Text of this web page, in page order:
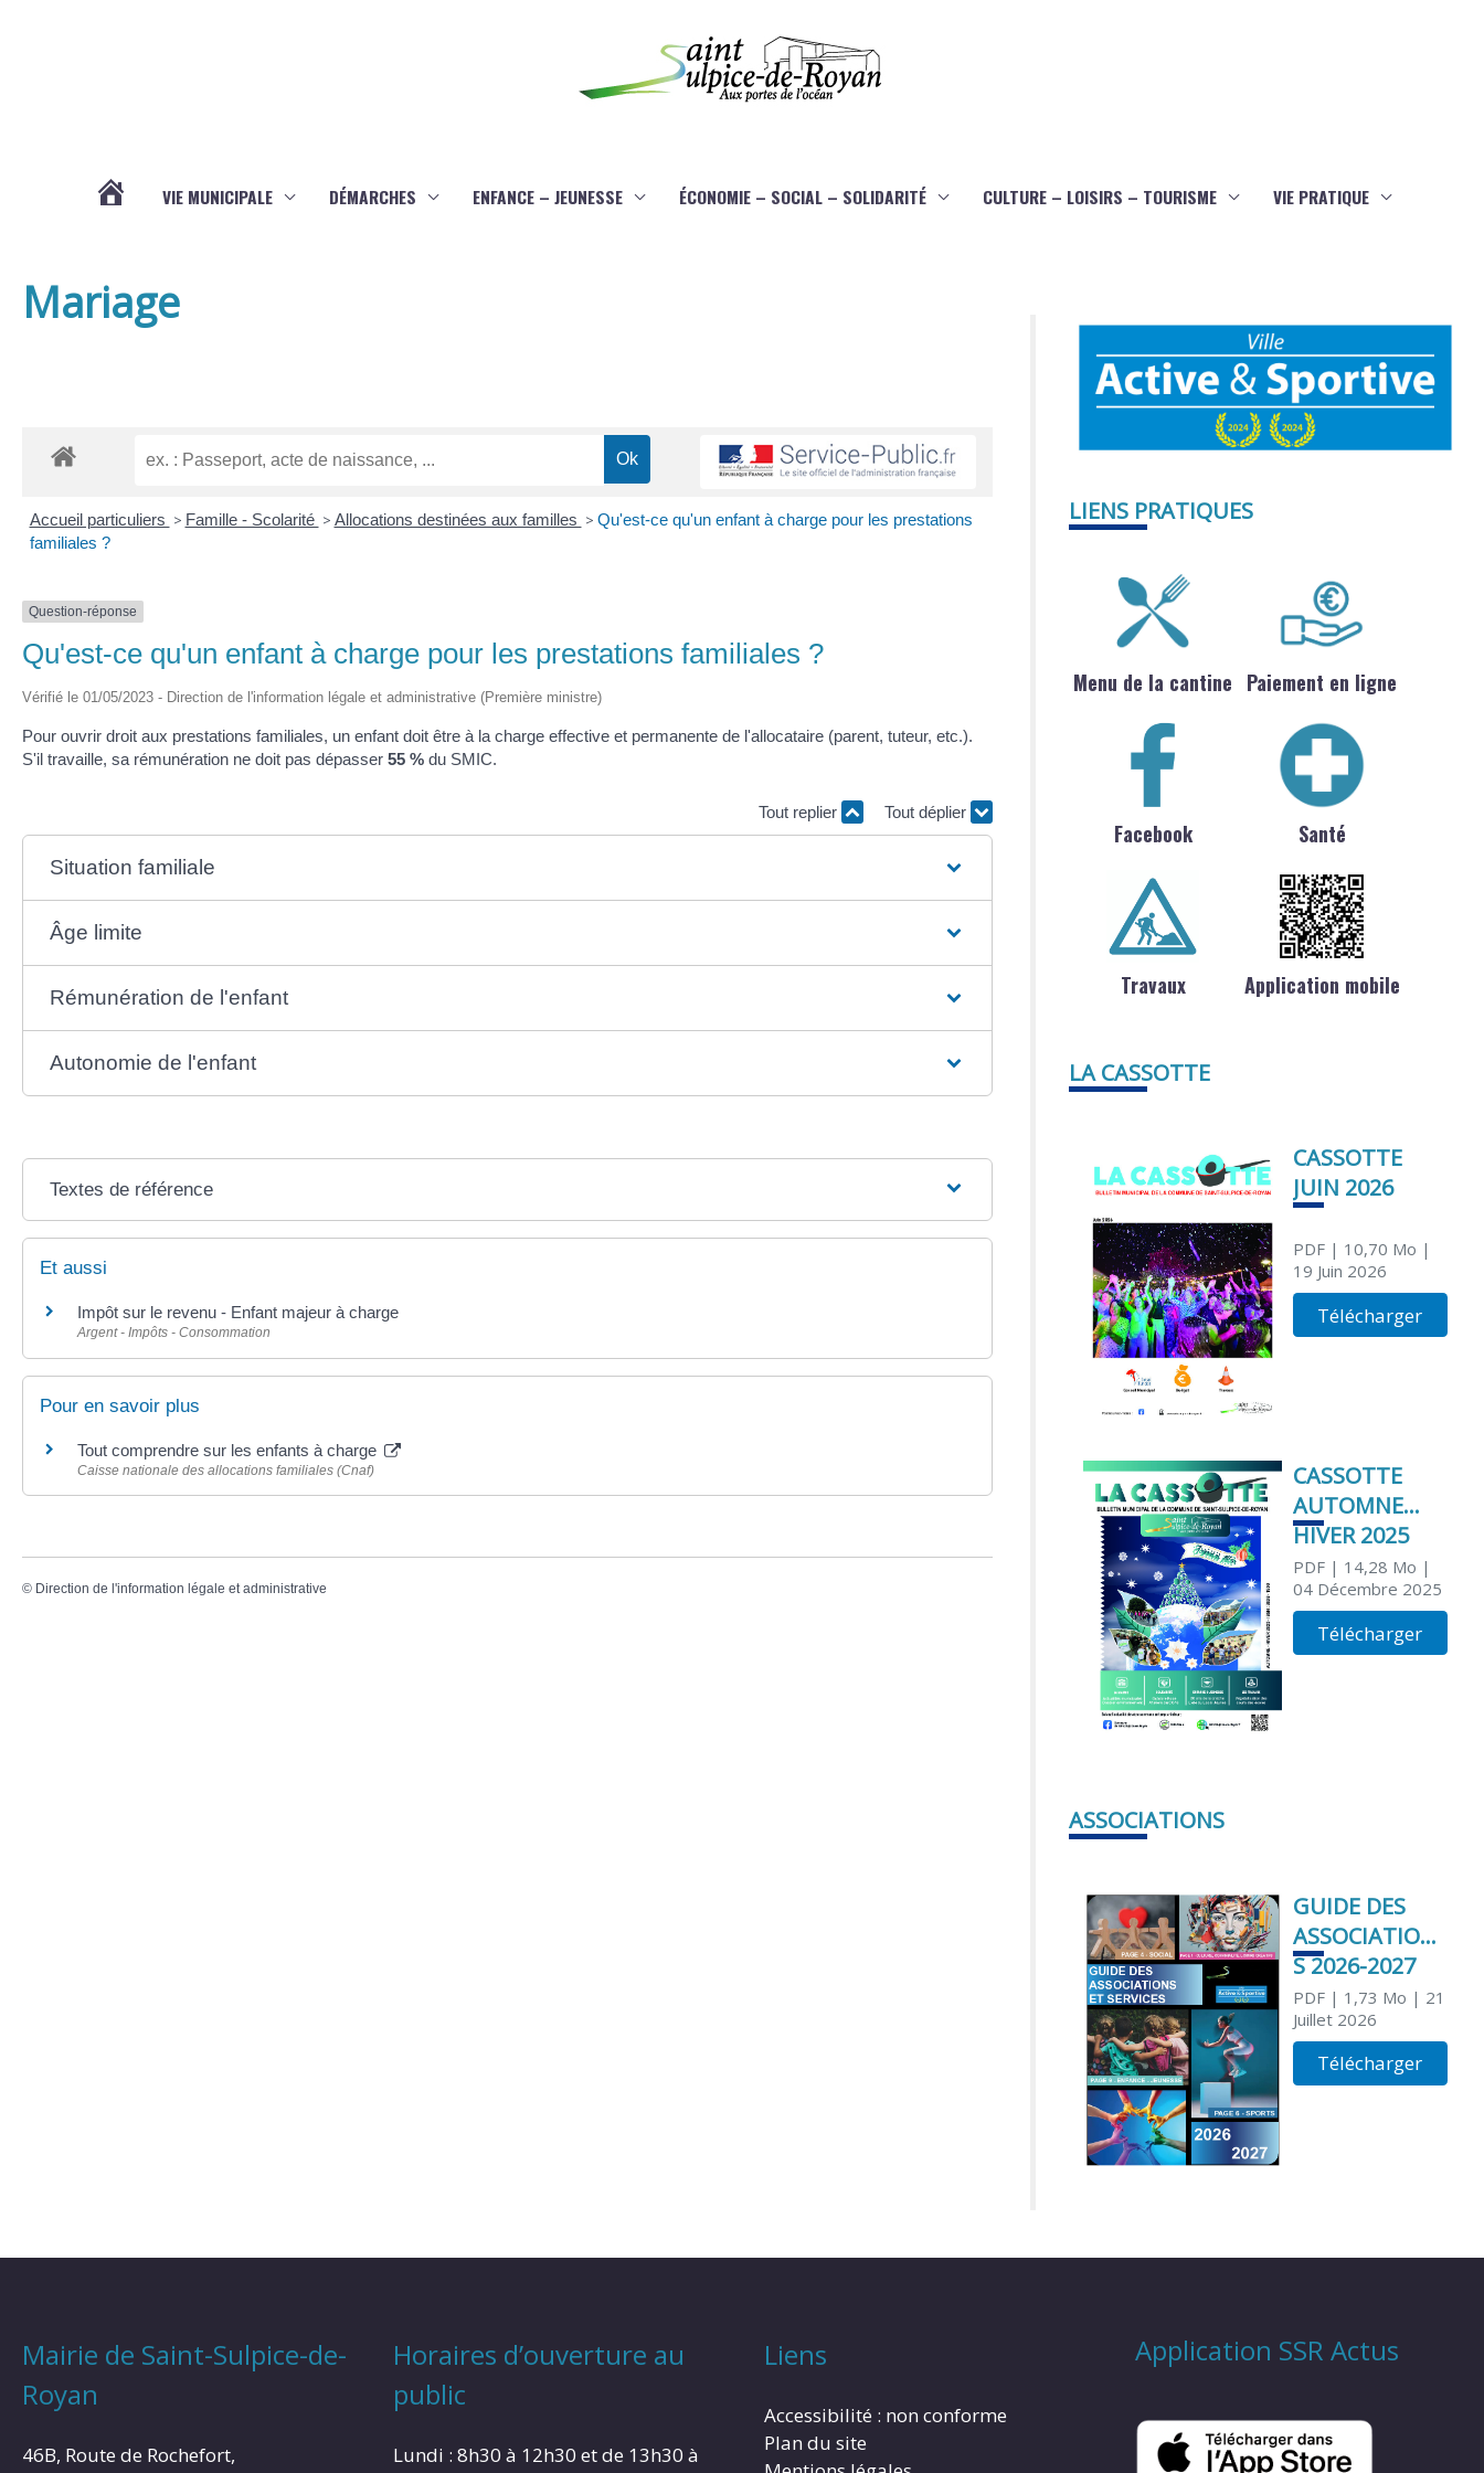
VIE MUNICIPALE DÉMARCHES ENFANCE – JEUNESSE ÉCONOMIE – SOCIAL – SOLIDARITÉ CULTURE – LOISIRS – TOURISME VIE PRATIQUE
Mariage
Accueil particuliers > Famille - Scolarité > Allocations destinées aux familles > Qu'est-ce qu'un enfant à charge pour les prestations
familiales ?
Question-réponse
Qu'est-ce qu'un enfant à charge pour les prestations familiales ?
Vérifié le 01/05/2023 - Direction de l'information légale et administrative (Première ministre)
Pour ouvrir droit aux prestations familiales, un enfant doit être à la charge effective et permanente de l'allocataire (parent, tuteur, etc.).
S'il travaille, sa rémunération ne doit pas dépasser 55 % du SMIC.
Tout replier Tout déplier
Situation familiale
Âge limite
Rémunération de l'enfant
Autonomie de l'enfant
Textes de référence
Et aussi
Impôt sur le revenu - Enfant majeur à charge
Argent - Impôts - Consommation
Pour en savoir plus
Tout comprendre sur les enfants à charge
Caisse nationale des allocations familiales (Cnaf)
© Direction de l'information légale et administrative
LIENS PRATIQUES
Menu de la cantine Paiement en ligne
Facebook Santé
Travaux Application mobile
LA CASSOTTE
CASSOTTE
JUIN 2026
PDF| 10,70 Mo |
19 Juin 2026
Télécharger
CASSOTTE
AUTOMNE
HIVER 2025
PDF| 14,28 Mo |
04 Décembre 2025
Télécharger
ASSOCIATIONS
GUIDE DES
ASSOCIATION
S 2026-2027
PDF| 1,73 Mo | 21
Juillet 2026
Télécharger
Mairie de Saint-Sulpice-de-
Royan
46B, Route de Rochefort,
Horaires d’ouverture au
public
Lundi : 8h30 à 12h30 et de 13h30 à
Liens
Accessibilité : non conforme
Plan du site
Application SSR Actus